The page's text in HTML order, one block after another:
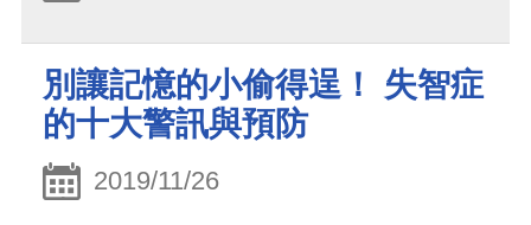
別讓記憶的小偷得逞！ 失智症
的十大警訊與預防
2019/11/26